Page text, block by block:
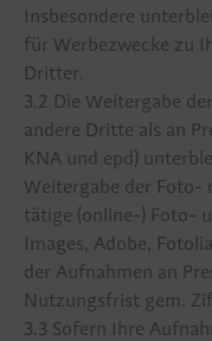
Insbesondere
für Werbezwecke zu
Dritter.
3.2 Die Weitergabe
andere Dritte als an
KNA und epd)
Weitergabe der Foto-
tätige (online-) Foto-
Images, Adobe,
der Aufnahmen an
Nutzungsfrist gem.
3.3 Sofern Ihre